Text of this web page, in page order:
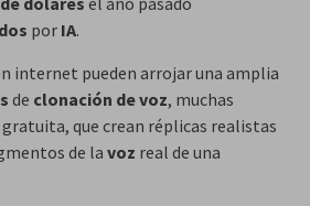
por IA.
internet pueden arrojar una amplia
de clonación de voz, muchas
que crean réplicas realistas
de la voz real de una